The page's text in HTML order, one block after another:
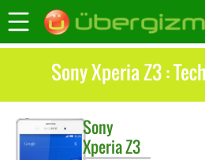
Sony Xperia Z3 :
Sony
Xperia Z3